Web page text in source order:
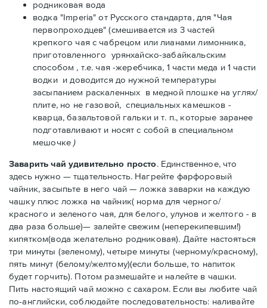
родниковая вода
водка "Imperia" от Русского стандарта, для "Чая
первопроходцев" (смешивается из 3 частей
крепкого чая с чабрецом или лианами лимонника,
приготовленного урянхайско-забайкальским
способом , т.е. чая -жеребчика, 1 части меда и 1 части
водки и доводится до нужной температуры
засыпанием раскаленных в медной плошке на углях/
плите, но не газовой, специальных камешков -
кварца, базальтовой гальки и т. п., которые заранее
подготавливают и носят с собой в специальном
мешочке)
Заварить чай удивительно просто. Единственное, что
здесь нужно — тщательность. Нагрейте фарфоровый
чайник, засыпьте в него чай — ложка заварки на каждую
чашку плюс ложка на чайник( норма для черного/
красного и зеленого чая, для белого, улунов и желтого - в
два раза больше)— залейте свежим (неперекипевшим!)
кипятком(вода желательно родниковая). Дайте настояться
три минуты (зеленому), четыре минуты (черному/красному),
пять минут (белому/желтому)(если больше, то напиток
будет горчить). Потом размешайте и налейте в чашки.
Пить настоящий чай можно с сахаром. Если вы любите чай
по-английски, соблюдайте последовательность: наливайте